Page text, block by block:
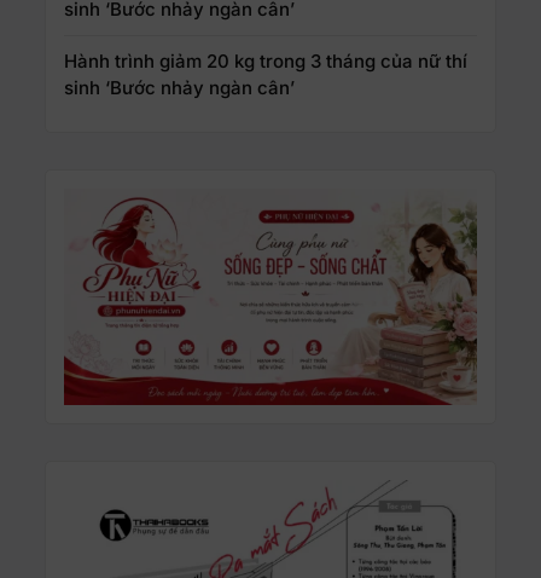
sinh ‘Bước nhảy ngàn cân’
Hành trình giảm 20 kg trong 3 tháng của nữ thí
sinh ‘Bước nhảy ngàn cân’